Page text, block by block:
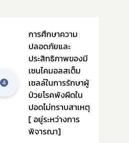
การศึกษาความ
ปลอดภัยและ
ประสิทธิภาพของมี
เซนไคมอลสเต็ม
เซลล์ในการรักษาผู้
ป่วยโรคพังผืดใน
ปอดไม่ทราบสาเหตุ
[ อยู่ระหว่างการ
พิจารณา]